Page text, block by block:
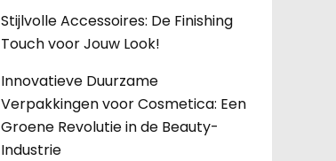
Stijlvolle Accessoires: De Finishing
Touch voor Jouw Look!
Innovatieve Duurzame
Verpakkingen voor Cosmetica: Een
Groene Revolutie in de Beauty-
Industrie